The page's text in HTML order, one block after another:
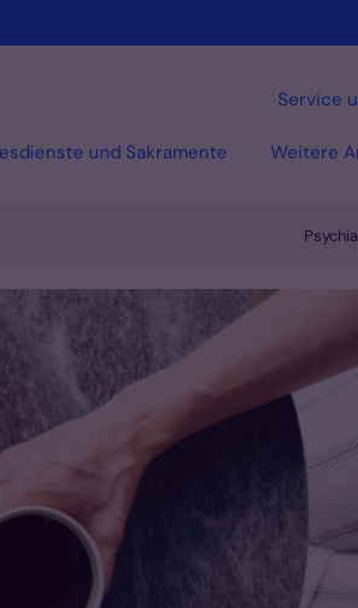
und Sakramente Weitere
Service